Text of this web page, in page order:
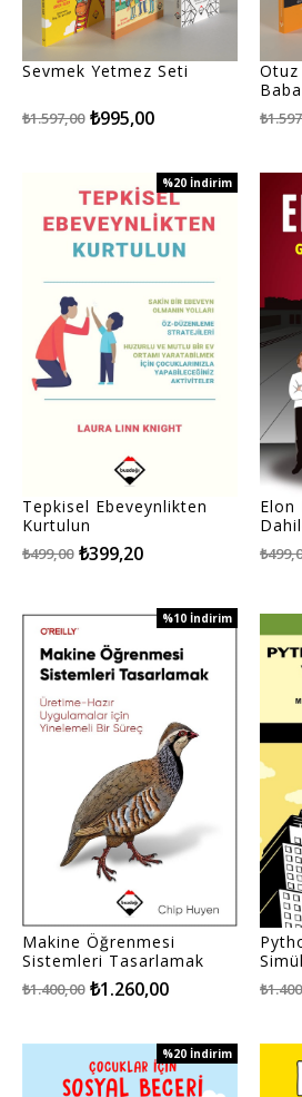
Sevmek Yetmez Seti
₺995,00
₺1.597,00
Tepkisel Ebeveynlikten
Kurtulun
₺399,20
₺499,00
%20 İndirim
%20İndirim
Elon
Makine Öğrenmesi
Sistemleri Tasarlamak
₺1.260,00
₺1.400,00
%10 İndirim
%20 İndirim
%20İndirim